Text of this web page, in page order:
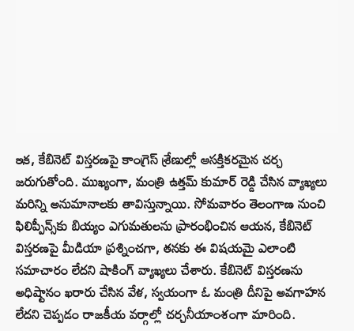
ఇక, కేబినెట్ విస్తరణపై కాంగ్రెస్ శ్రేణుల్లో ఆసక్తికరమైన చర్చ
జరుగుతోంది. ముఖ్యంగా, మంత్రి ఉత్తమ్ కుమార్ రెడ్డి చేసిన వ్యాఖ్యలు
మరిన్ని అనుమానాలకు తావిస్తున్నాయి. సోమవారం తెలంగాణ నుంచి
ఫిలిప్పీన్స్‌కు బియ్యం ఎగుమతులను ప్రారంభించిన ఆయన, కేబినెట్
విస్తరణపై మీడియా ప్రశ్నించగా, తనకు ఈ విషయమై ఎలాంటి
సమాచారం లేదని షాకింగ్ వ్యాఖ్యలు చేశారు. కేబినెట్ విస్తరణను
అధిష్టానం ఖరారు చేసిన వేళ, స్వయంగా ఓ మంత్రి దీనిపై అవగాహన
లేదని చెప్పడం రాజకీయ వర్గాల్లో చర్చనీయాంశంగా మారింది.